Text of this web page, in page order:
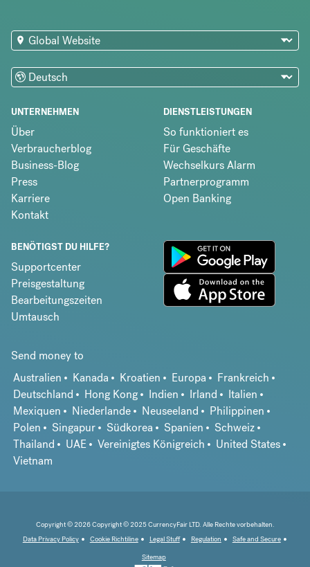
UNTERNEHMEN
Über
Verbraucherblog
Business-Blog
Press
Karriere
Kontakt
DIENSTLEISTUNGEN
So funktioniert es
Für Geschäfte
Wechselkurs Alarm
Partnerprogramm
Open Banking
BENÖTIGST DU HILFE?
Supportcenter
Preisgestaltung
Bearbeitungszeiten
Umtausch
Send money to
Australien
Kanada Kroatien Europa
Frankreich
Deutschland
Hong Kong Indien Irland
Italien
Mexiquen
Niederlande Neuseeland
Philippinen
Polen
Singapur Südkorea Spanien
Schweiz
Thailand
UAE Vereinigtes Königreich
United States
Vietnam
Copyright © 2026 Copyright © 2025 CurrencyFair LTD. Alle Rechte vorbehalten.
Data Privacy Policy
Cookie Richtiline Legal Stuff Regulation
Safe and Secure
Sitemap